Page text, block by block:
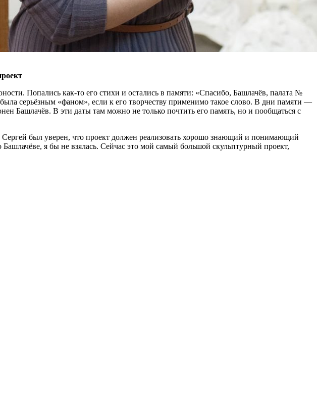
Попались как-то его стихи и остались в памяти: «Спасибо, Башлачёв, палата №
серьёзным «фаном», если к его творчеству применимо такое слово. В дни памяти —
Башлачёв. В эти даты там можно не только почтить его память, но и пообщаться с
был уверен, что проект должен реализовать хорошо знающий и понимающий
я бы не взялась. Сейчас это мой самый большой скульптурный проект,